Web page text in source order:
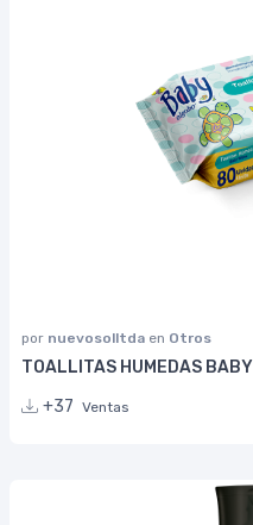
por nuevosolltda en Otros
TOALLITAS HUMEDAS
+37 Ventas